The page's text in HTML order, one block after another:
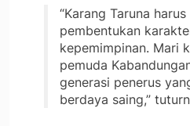
“Karang Taruna
pembentukan
kepemimpinan. Mari
pemuda
generasi penerus
berdaya saing,”